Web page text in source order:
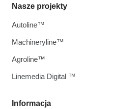
Informacja
Nasze projekty
Autoline™
Machineryline™
Agroline™
Linemedia Digital ™